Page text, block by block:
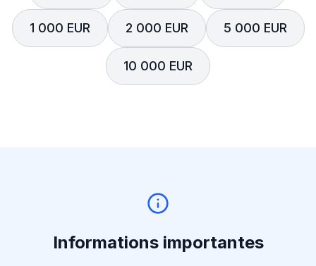
1 000 EUR 2 000 EUR 5 000 EUR
10 000 EUR
Informations importantes